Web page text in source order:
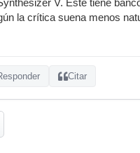
V. Este tiene
la crítica suena menos
Citar